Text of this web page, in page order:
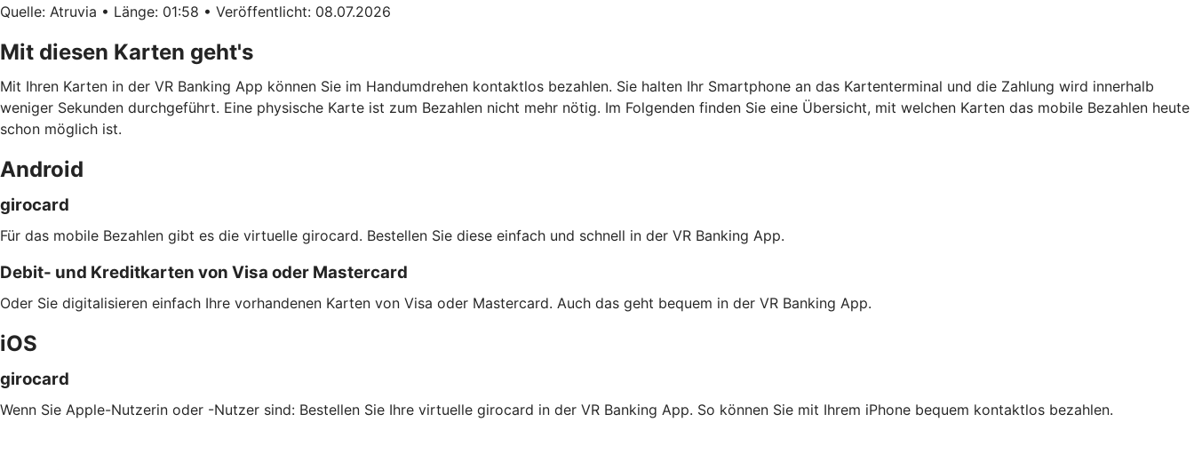
Quelle: Atruvia • Länge: 01:58 • Veröffentlicht: 08.07.2026
Mit diesen Karten geht's
Mit Ihren Karten in der VR Banking App können Sie im Handumdrehen kontaktlos bezahlen. Sie halten Ihr Smartphone an das Kartenterminal und die Zahlung wird innerhalb
weniger Sekunden durchgeführt. Eine physische Karte ist zum Bezahlen nicht mehr nötig. Im Folgenden finden Sie eine Übersicht, mit welchen Karten das mobile Bezahlen heute
schon möglich ist.
Android
girocard
Für das mobile Bezahlen gibt es die virtuelle girocard. Bestellen Sie diese einfach und schnell in der VR Banking App.
Debit- und Kreditkarten von Visa oder Mastercard
Oder Sie digitalisieren einfach Ihre vorhandenen Karten von Visa oder Mastercard. Auch das geht bequem in der VR Banking App.
iOS
girocard
Wenn Sie Apple-Nutzerin oder -Nutzer sind: Bestellen Sie Ihre virtuelle girocard in der VR Banking App. So können Sie mit Ihrem iPhone bequem kontaktlos bezahlen.